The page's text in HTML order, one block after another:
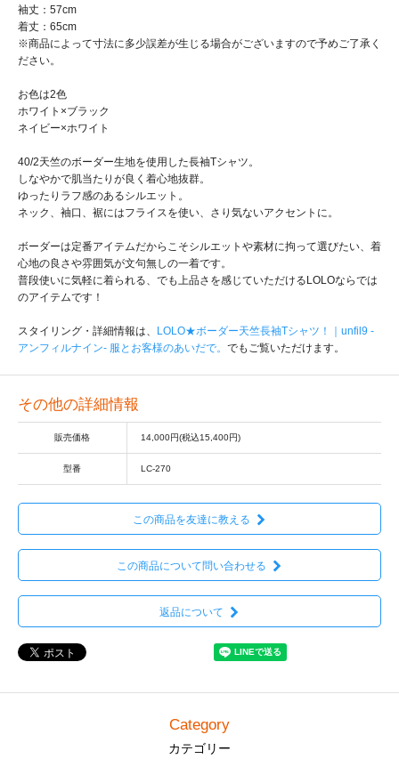
袖丈：57cm
着丈：65cm
※商品によって寸法に多少誤差が生じる場合がございますので予めご了承く
ださい。
お色は2色
ホワイト×ブラック
ネイビー×ホワイト
40/2天竺のボーダー生地を使用した長袖Tシャツ。
しなやかで肌当たりが良く着心地抜群。
ゆったりラフ感のあるシルエット。
ネック、袖口、裾にはフライスを使い、さり気ないアクセントに。
ボーダーは定番アイテムだからこそシルエットや素材に拘って選びたい、着
心地の良さや雰囲気が文句無しの一着です。
普段使いに気軽に着られる、でも上品さを感じていただけるLOLOならでは
のアイテムです！
スタイリング・詳細情報は、
LOLO★ボーダー天竺長袖Tシャツ！｜unfil9 -
アンフィルナイン- 服とお客様のあいだで。 でもご覧いただけます。
その他の詳細情報
販売価格 14,000円(税込15,400円)
型番 LC-270
この商品を友達に教える
この商品について問い合わせる
返品について
Category
カテゴリー